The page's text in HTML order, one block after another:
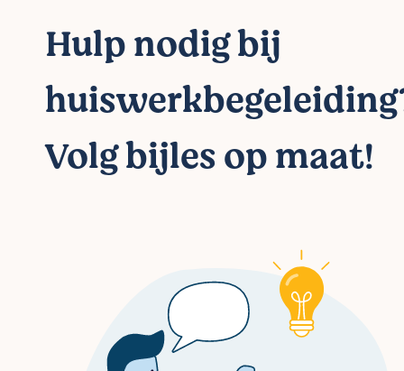
Hulp nodig bij
Volg bijles op maat!